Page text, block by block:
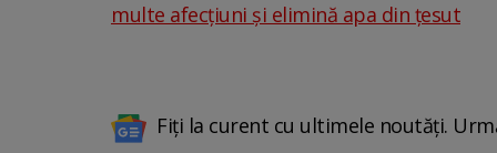
multe afecțiuni și elimină apa din țesut
Fiți la curent cu ultimele noutăți.